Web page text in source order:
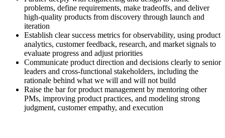
problems, define requirements, make tradeoffs, and deliver
high-quality products from discovery through launch and
iteration
Establish clear success metrics for observability, using product
analytics, customer feedback, research, and market signals to
evaluate progress and adjust priorities
Communicate product direction and decisions clearly to senior
leaders and cross-functional stakeholders, including the
rationale behind what we will and will not build
Raise the bar for product management by mentoring other
PMs, improving product practices, and modeling strong
judgment, customer empathy, and execution